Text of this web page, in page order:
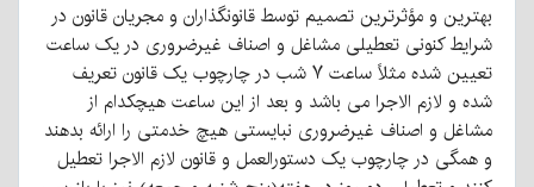
بهترین و مؤثرترین تصمیم توسط قانونگذاران و مجریان قانون در
شرایط کنونی تعطیلی مشاغل و اصناف غیرضروری در یک ساعت
تعیین شده مثلاً ساعت ۷ شب در چارچوب یک قانون تعریف
شده و لازم الاجرا می باشد و بعد از این ساعت هیچکدام از
مشاغل و اصناف غیرضروری نبایستی هیچ خدمتی را ارائه بدهند
و همگی در چارچوب یک دستورالعمل و قانون لازم الاجرا تعطیل